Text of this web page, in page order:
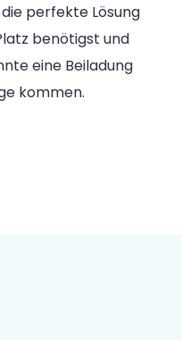
perfekte Lösung
benötigst und
eine Beiladung
kommen.